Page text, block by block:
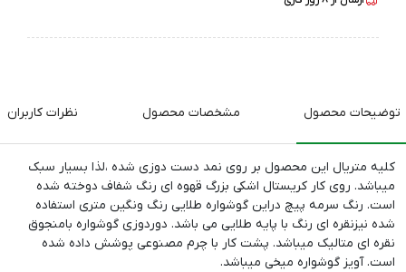
توضیحات محصول مشخصات محصول نظرات کاربران
کلیه متریال این محصول بر روی نمد دست دوزی شده ،لذا بسیار سبک
میباشد. روی کار کریستال اشکی بزرگ قهوه ای رنگ شفاف دوخته شده
است. رنگ سرمه پیچ دراین گوشواره طلایی رنگ ونگین متری استفاده
شده نیزنقره ای رنگ با پایه طلایی می باشد. دوردوزی گوشواره بامنجوق
نقره ای متالیک میباشد. پشت کار با چرم مصنوعی پوشش داده شده
است. آویز گوشواره میخی میباشد.